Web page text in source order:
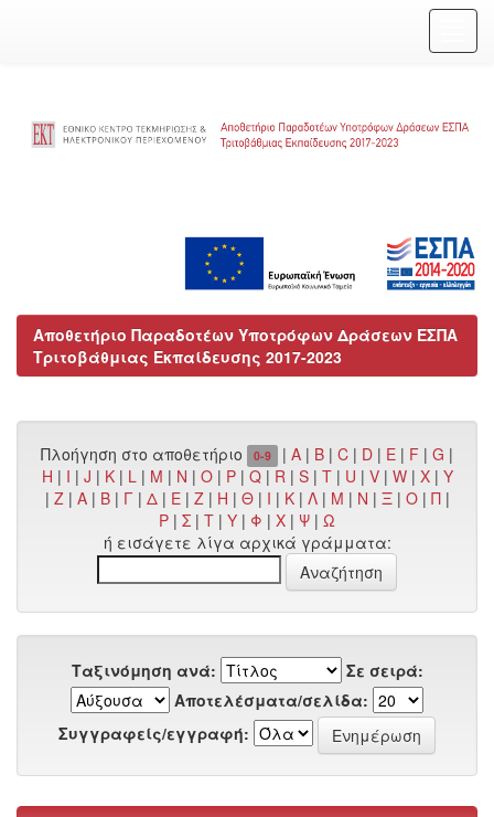
Αποθετήριο Παραδοτέων Υποτρόφων Δράσεων ΕΣΠΑ
Τριτοβάθμιας Εκπαίδευσης 2017-2023
Πλοήγηση στο αποθετήριο 0-9 |A | B |C | D | E | F |G |
H | I | J | K | L | M | N | O | P | Q | R | S | T | U | V | W | X | Y
| Z | Α | Β | Γ | Δ | Ε | Ζ | Η | Θ | Ι | Κ | Λ | Μ | Ν | Ξ | Ο | Π |
Ρ | Σ | Τ | Υ | Φ | Χ | Ψ | Ω
ή εισάγετε λίγα αρχικά γράμματα:
Ταξινόμηση ανά:
Σε σειρά:
Αποτελέσματα/σελίδα:
Συγγραφείς/εγγραφή: